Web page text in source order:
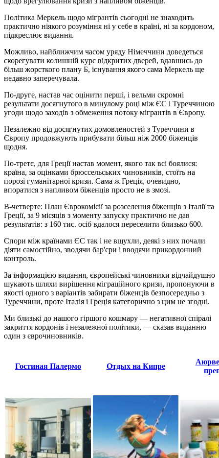
Політика Меркель щодо мігрантів сьогодні не знаходить
практично ніякого розуміння ні у себе в країні, ні за кордоном,
підкреслює видання.
Можливо, найближчим часом уряду Німеччини доведеться
скорегувати колишній курс відкритих дверей, вдавшись до
більш жорсткого плану Б, існування якого сама Меркель ще
недавно заперечувала.
По-друге, настав час оцінити перші, і вельми скромні
результати досягнутого в минулому році між ЄС і Туреччиною
угоди щодо заходів з обмеження потоку мігрантів в Європу.
Незалежно від досягнутих домовленостей з Туреччини в
Європу продовжують прибувати більш ніж 2000 біженців
щодня.
По-третє, для Греції настав момент, якого так всі боялися:
країна, за оцінками брюссельських чиновників, стоїть на
порозі гуманітарної кризи. Сама ж Греція, очевидно,
впоратися з напливом біженців просто не в змозі.
В-четверте: План Єврокомісії за розселення біженців з Італії та
Греції, за 9 місяців з моменту запуску практично не дав
результатів: з 160 тис. осіб вдалося переселити близько 600.
Спори між країнами ЄС так і не вщухли, деякі з них почали
діяти самостійно, зводячи бар'єри і вводячи прикордонний
контроль.
За інформацією видання, європейські чиновники відчайдушно
шукають шляхи вирішення міграційного кризи, пропонуючи в
якості одного з варіантів забирати біженців безпосередньо з
Туреччини, проте Італія і Греція категорично з цим не згодні.
Ми близькі до нашого гіршого кошмару — негативної спіралі
закриття кордонів і незалежної політики, — сказав виданню
один з єврочиновників.
Гостиная Палермо Отдых на Кипре